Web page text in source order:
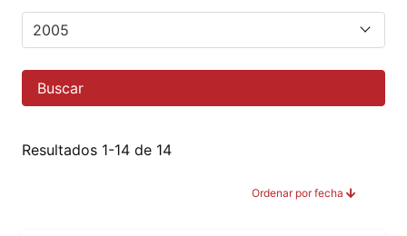
Buscar
Resultados 1-14 de 14
Ordenar por fecha